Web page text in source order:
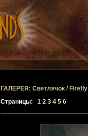
ГАЛЕРЕЯ: Светлячок / Firefly
Страницы:
1 2 3 4 5 6